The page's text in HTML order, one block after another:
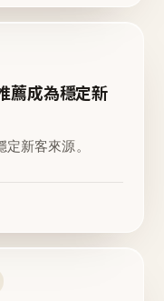
薦成為穩定新
新客來源。